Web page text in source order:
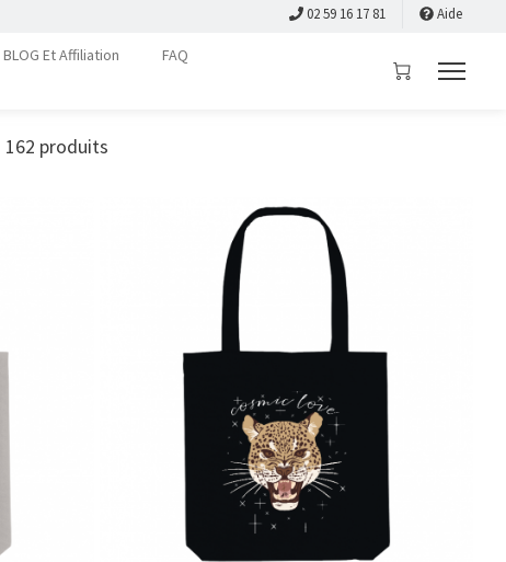
02 59 16 17 81 Aide
BLOG Et Affiliation
FAQ
162 produits